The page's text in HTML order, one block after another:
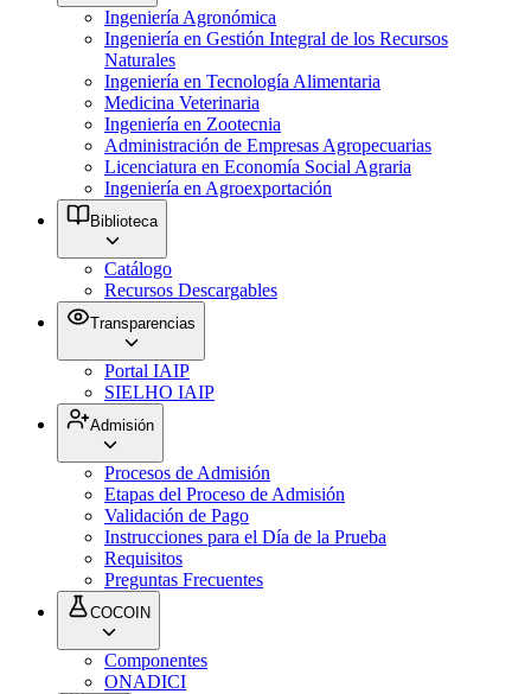
Ingeniería Agronómica
Ingeniería en Gestión Integral de los Recursos
Naturales
Ingeniería en Tecnología Alimentaria
Medicina Veterinaria
Ingeniería en Zootecnia
Administración de Empresas Agropecuarias
Licenciatura en Economía Social Agraria
Ingeniería en Agroexportación
Biblioteca
Catálogo
Recursos Descargables
Transparencias
Portal IAIP
SIELHO IAIP
Admisión
Procesos de Admisión
Etapas del Proceso de Admisión
Validación de Pago
Instrucciones para el Día de la Prueba
Requisitos
Preguntas Frecuentes
COCOIN
Componentes
ONADICI